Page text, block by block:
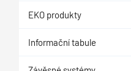
EKO produkty
Informační tabule